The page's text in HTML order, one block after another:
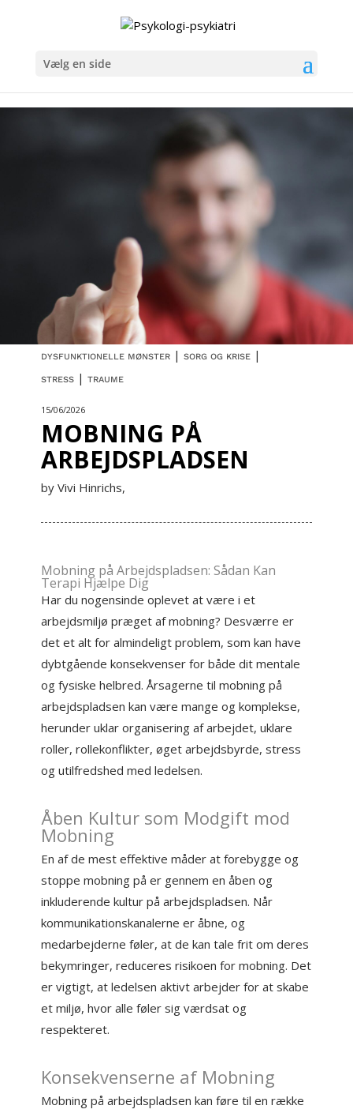
Vælg en side
DYSFUNKTIONELLE MØNSTER |SORG OG KRISE |
STRESS |TRAUME
15/06/2026
MOBNING PÅ
ARBEJDSPLADSEN
by Vivi Hinrichs,
Mobning på Arbejdspladsen: Sådan Kan
Terapi Hjælpe Dig
Har du nogensinde oplevet at være i et
arbejdsmiljø præget af mobning? Desværre er
det et alt for almindeligt problem, som kan have
dybtgående konsekvenser for både dit mentale
og fysiske helbred. Årsagerne til mobning på
arbejdspladsen kan være mange og komplekse,
herunder uklar organisering af arbejdet, uklare
roller, rollekonflikter, øget arbejdsbyrde, stress
og utilfredshed med ledelsen.
Åben Kultur som Modgift mod
Mobning
En af de mest effektive måder at forebygge og
stoppe mobning på er gennem en åben og
inkluderende kultur på arbejdspladsen. Når
kommunikationskanalerne er åbne, og
medarbejderne føler, at de kan tale frit om deres
bekymringer, reduceres risikoen for mobning. Det
er vigtigt, at ledelsen aktivt arbejder for at skabe
et miljø, hvor alle føler sig værdsat og
respekteret.
Konsekvenserne af Mobning
Mobning på arbejdspladsen kan føre til en række